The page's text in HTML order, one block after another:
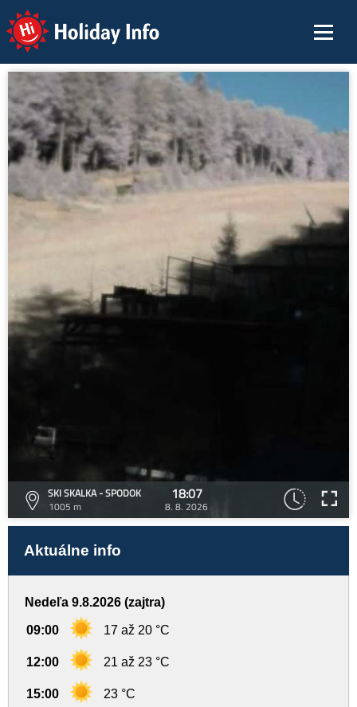
Holiday Info
SKI SKALKA - SPODOK
1005 m
18:07
8. 8. 2026
Aktuálne info
Nedeľa 9.8.2026 (zajtra)
09:00 17 až 20 °C
12:00 21 až 23 °C
15:00 23 °C